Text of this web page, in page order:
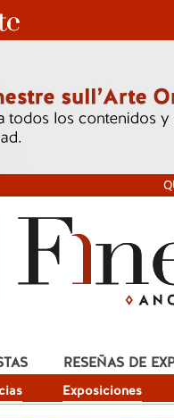
Exposiciones
RESEÑAS DE